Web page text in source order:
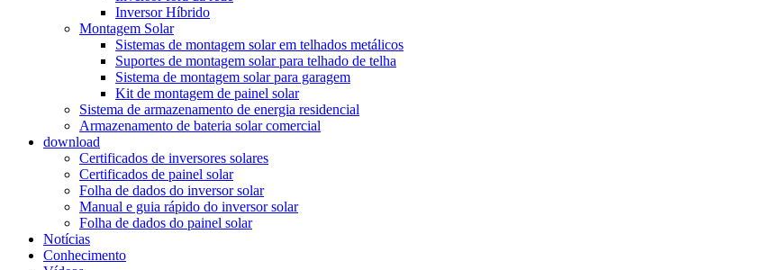
Inversor Híbrido
Montagem Solar
Sistemas de montagem solar em telhados metálicos
Suportes de montagem solar para telhado de telha
Sistema de montagem solar para garagem
Kit de montagem de painel solar
Sistema de armazenamento de energia residencial
Armazenamento de bateria solar comercial
download
Certificados de inversores solares
Certificados de painel solar
Folha de dados do inversor solar
Manual e guia rápido do inversor solar
Folha de dados do painel solar
Notícias
Conhecimento